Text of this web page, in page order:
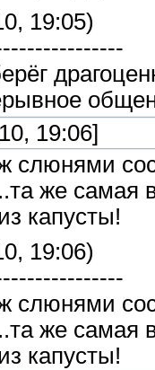
19:05)
19:06]
слюнями
же самая
капусты!
19:06)
слюнями
же самая
капусты!